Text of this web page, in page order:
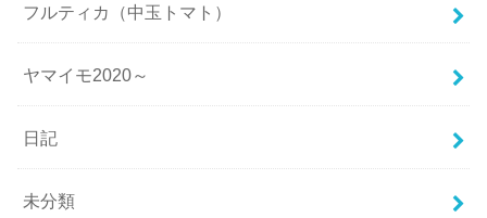
フルティカ（中玉トマト）
ヤマイモ2020～
日記
未分類